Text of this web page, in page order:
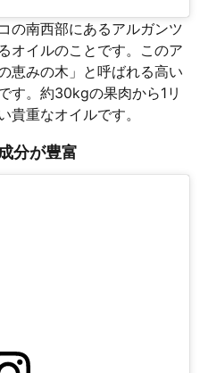
の南西部にあるアルガンツ
オイルのことです。このア
恵みの木」と呼ばれる高い
す。約30kgの果肉から1リ
貴重なオイルです。
分が豊富